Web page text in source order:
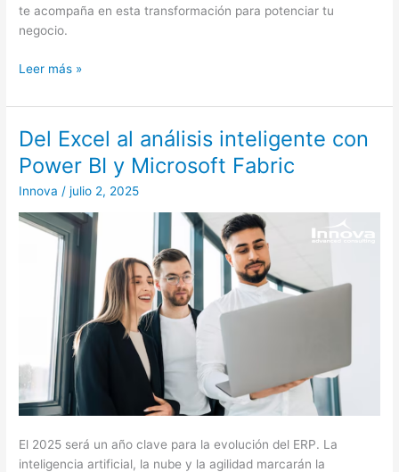
te acompaña en esta transformación para potenciar tu
negocio.
Leer más »
Del Excel al análisis inteligente con
Power BI y Microsoft Fabric
Innova /julio 2, 2025
El 2025 será un año clave para la evolución del ERP. La
inteligencia artificial, la nube y la agilidad marcarán la
Del
Excel
al
análisis
inteligente
con
Microsoft
Fabric